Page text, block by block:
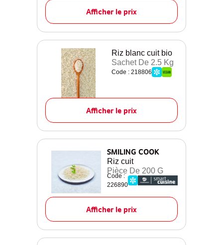
Afficher le prix
Riz blanc cuit bio
Sachet De 2.5 Kg
Code : 218806
Afficher le prix
SMILING COOK
Riz cuit
Pièce De 200 G
Code :
226890
Afficher le prix